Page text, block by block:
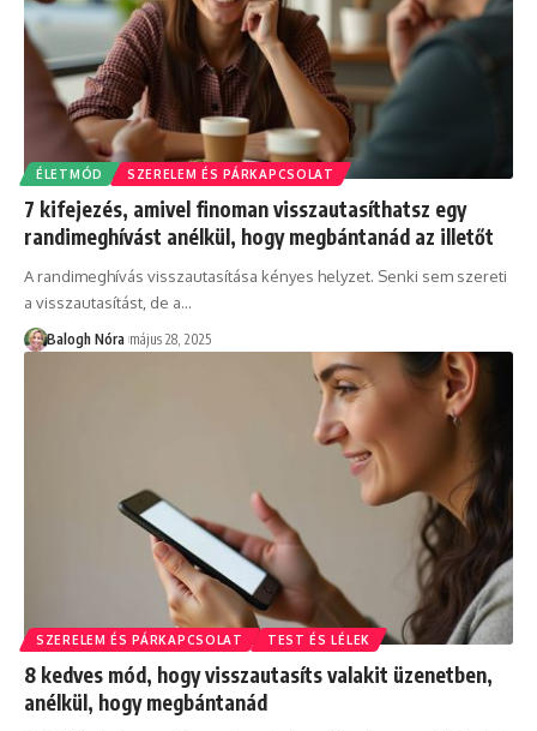
ÉLETMÓD SZERELEM ÉS PÁRKAPCSOLAT
7 kifejezés, amivel finoman visszautasíthatsz egy
randimeghívást anélkül, hogy megbántanád az illetőt
A randimeghívás visszautasítása kényes helyzet. Senki sem szereti
a visszautasítást, de a…
Balogh Nóra május 28, 2025
SZERELEM ÉS PÁRKAPCSOLAT TEST ÉS LÉLEK
8 kedves mód, hogy visszautasíts valakit üzenetben,
anélkül, hogy megbántanád